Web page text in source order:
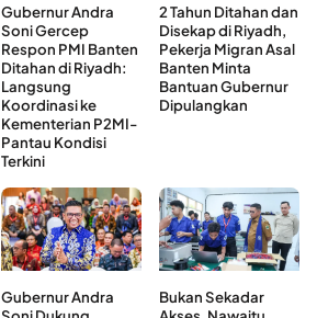
Gubernur Andra
Soni Gercep
Respon PMI Banten
Ditahan di Riyadh:
Langsung
Koordinasi ke
Kementerian P2MI-
Pantau Kondisi
Terkini
2 Tahun Ditahan dan
Disekap di Riyadh,
Pekerja Migran Asal
Banten Minta
Bantuan Gubernur
Dipulangkan
Gubernur Andra
Bukan Sekadar